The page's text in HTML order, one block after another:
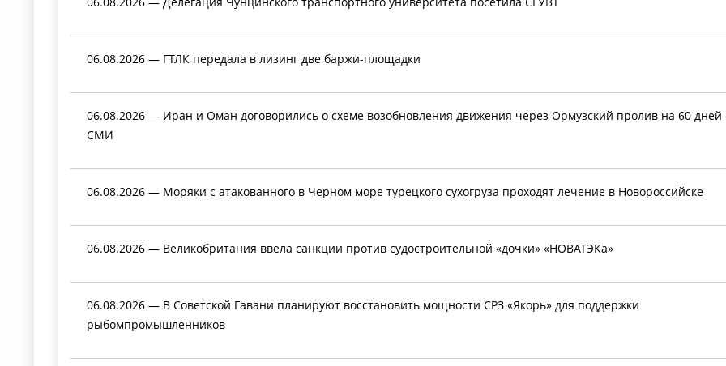
06.08.2026 — ГТЛК передала в лизинг две баржи-площадки
06.08.2026 — Иран и Оман договорились о схеме возобновления движения через Ормузский пролив на 60 дней
СМИ
06.08.2026 — Моряки с атакованного в Черном море турецкого сухогруза проходят лечение в Новороссийске
06.08.2026 — Великобритания ввела санкции против судостроительной «дочки» «НОВАТЭКа»
06.08.2026 — В Советской Гавани планируют восстановить мощности СРЗ «Якорь» для поддержки
рыбомпромышленников